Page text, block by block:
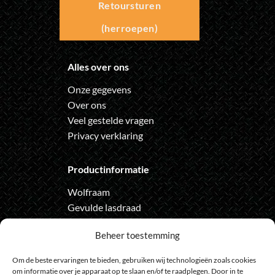
Beheer toestemming
Om de beste ervaringen te bieden, gebruiken wij technologieën zoals cookies
om informatie over je apparaat op te slaan en/of te raadplegen. Door in te
Retoursturen
(herroepen)
Alles over ons
Onze gegevens
Over ons
Veel gestelde vragen
Privacy verklaring
Productinformatie
Wolfraam
Gevulde lasdraad
Automatische lashelm
Onze nieuwsbrief